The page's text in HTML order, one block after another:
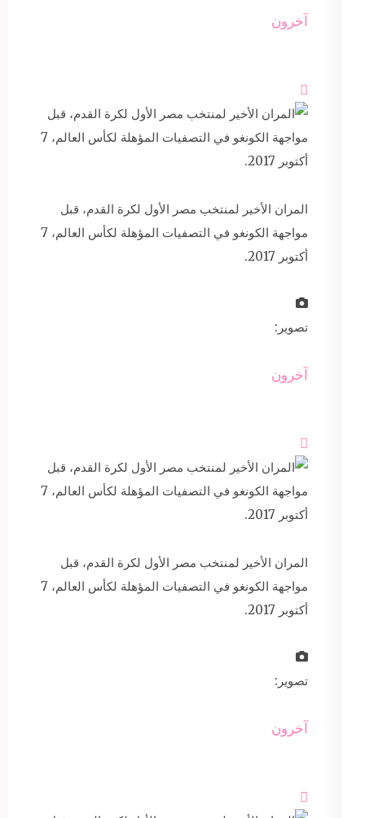
آخرون

المران الأخير لمنتخب مصر الأول لكرة القدم، قبل
مواجهة الكونغو في التصفيات المؤهلة لكأس العالم، 7
أكتوبر 2017.
تصوير:
آخرون

المران الأخير لمنتخب مصر الأول لكرة القدم، قبل
مواجهة الكونغو في التصفيات المؤهلة لكأس العالم، 7
أكتوبر 2017.
تصوير:
آخرون
